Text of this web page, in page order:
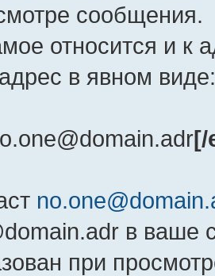
сообщения.
относится и к
в явном виде:
[/
в ваше
при